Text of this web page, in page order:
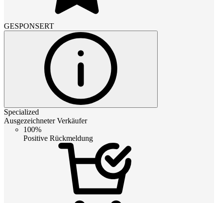
GESPONSERT
Specialized
Ausgezeichneter Verkäufer
100%
Positive Rückmeldung